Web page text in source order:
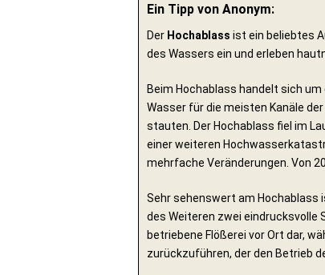
Ein Tipp von Anonym:
Der Hochablass ist ein beliebtes
des Wassers ein und erleben
Beim Hochablass handelt sich
Wasser für die meisten Kanäle
stauten. Der Hochablass fiel im
einer weiteren
mehrfache Veränderungen. Von
Sehr sehenswert am Hochablass
des Weiteren zwei eindrucksvolle
betriebene Flößerei vor Ort dar,
zurückzuführen, der den Betrieb